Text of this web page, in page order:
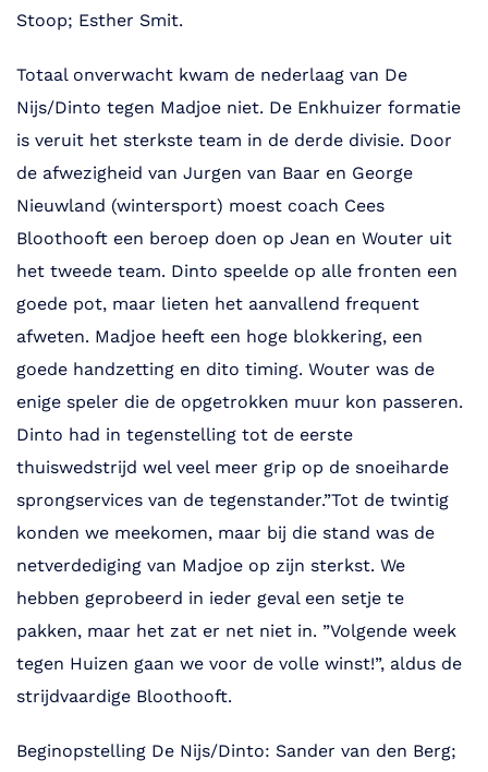
Stoop; Esther Smit.
Totaal onverwacht kwam de nederlaag van De
Nijs/Dinto tegen Madjoe niet. De Enkhuizer formatie
is veruit het sterkste team in de derde divisie. Door
de afwezigheid van Jurgen van Baar en George
Nieuwland (wintersport) moest coach Cees
Bloothooft een beroep doen op Jean en Wouter uit
het tweede team. Dinto speelde op alle fronten een
goede pot, maar lieten het aanvallend frequent
afweten. Madjoe heeft een hoge blokkering, een
goede handzetting en dito timing. Wouter was de
enige speler die de opgetrokken muur kon passeren.
Dinto had in tegenstelling tot de eerste
thuiswedstrijd wel veel meer grip op de snoeiharde
sprongservices van de tegenstander.”Tot de twintig
konden we meekomen, maar bij die stand was de
netverdediging van Madjoe op zijn sterkst. We
hebben geprobeerd in ieder geval een setje te
pakken, maar het zat er net niet in. ”Volgende week
tegen Huizen gaan we voor de volle winst!”, aldus de
strijdvaardige Bloothooft.
Beginopstelling De Nijs/Dinto: Sander van den Berg;